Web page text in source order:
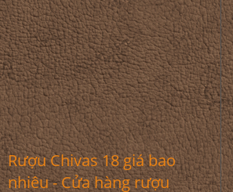
Rượu Chivas 18 giá bao
nhiêu - Cửa hàng rượu